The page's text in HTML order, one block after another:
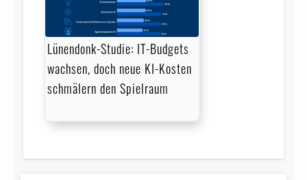
Lünendonk-Studie: IT-Budgets
wachsen, doch neue KI-Kosten
schmälern den Spielraum